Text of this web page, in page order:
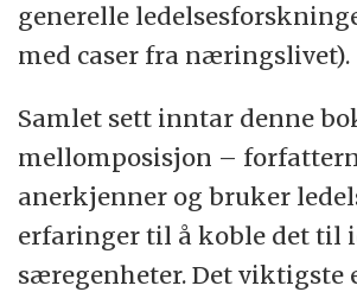
generelle
med caser fra næringslivet).
Samlet sett inntar denne
mellomposisjon –
anerkjenner og bruker
erfaringer til å koble det til
særegenheter. Det viktigste